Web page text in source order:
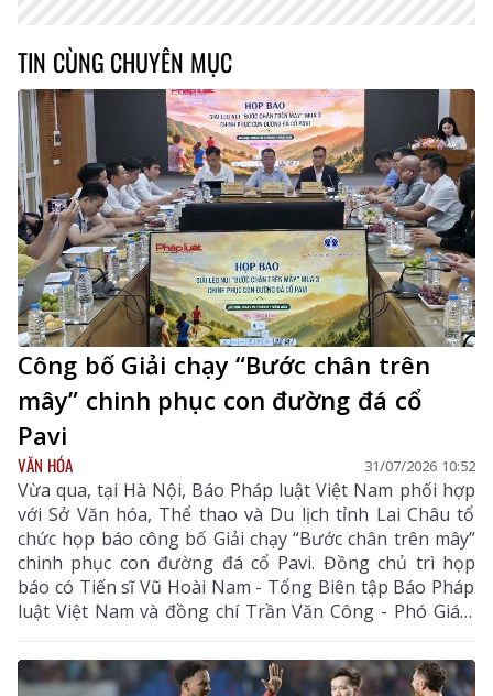
TIN CÙNG CHUYÊN MỤC
Công bố Giải chạy “Bước chân trên
mây” chinh phục con đường đá cổ
Pavi
VĂN HÓA 31/07/2026 10:52
Vừa qua, tại Hà Nội, Báo Pháp luật Việt Nam phối hợp
với Sở Văn hóa, Thể thao và Du lịch tỉnh Lai Châu tổ
chức họp báo công bố Giải chạy “Bước chân trên mây”
chinh phục con đường đá cổ Pavi. Đồng chủ trì họp
báo có Tiến sĩ Vũ Hoài Nam - Tổng Biên tập Báo Pháp
luật Việt Nam và đồng chí Trần Văn Công - Phó Giám
đốc Sở Văn hóa, Thể thao và Du lịch tỉnh Lai Châu.